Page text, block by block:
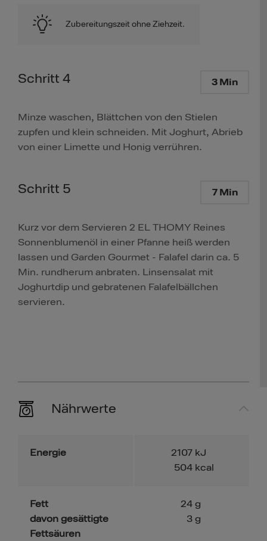
Zubereitungszeit ohne Ziehzeit.
Schritt 4 3 Min
Minze waschen, Blättchen von den Stielen
zupfen und klein schneiden. Mit Joghurt, Abrieb
von einer Limette und Honig verrühren.
Schritt 5 7 Min
Kurz vor dem Servieren 2 EL THOMY Reines
Sonnenblumenöl in einer Pfanne heiß werden
lassen und Garden Gourmet - Falafel darin ca. 5
Min. rundherum anbraten. Linsensalat mit
Joghurtdip und gebratenen Falafelbällchen
servieren.
Nährwerte
Energie 2107 kJ
504 kcal
Fett
davon gesättigte
Fettsäuren
24 g
3 g